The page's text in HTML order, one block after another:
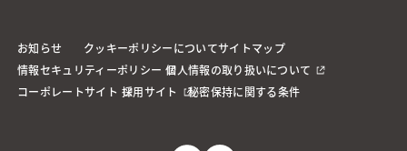
お知らせ クッキーポリシーについてサイトマップ
情報セキュリティーポリシー 個人情報の取り扱いについて
コーポレートサイト 採用サイト 秘密保持に関する条件